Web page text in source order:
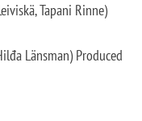
Tapani Rinne)
Länsman) Produced